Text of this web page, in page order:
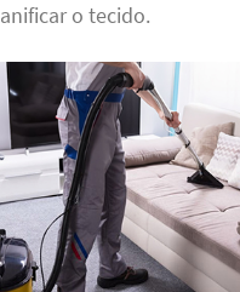
o tecido.